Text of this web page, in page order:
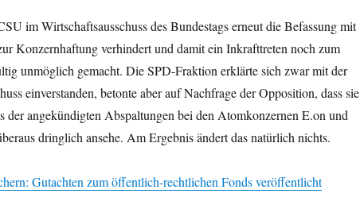
im Wirtschaftsausschuss des Bundestags erneut die Befassung mit
Konzernhaftung verhindert und damit ein Inkrafttreten noch zum
unmöglich gemacht. Die SPD-Fraktion erklärte sich zwar mit der
einverstanden, betonte aber auf Nachfrage der Opposition, dass sie
der angekündigten Abspaltungen bei den Atomkonzernen E.on und
dringlich ansehe. Am Ergebnis ändert das natürlich nichts.
Gutachten zum öffentlich-rechtlichen Fonds veröffentlicht